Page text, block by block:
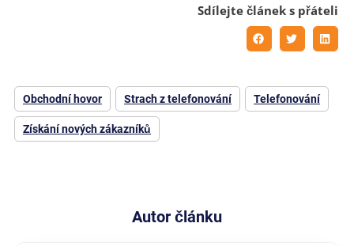
Obchodní hovor Strach z telefonování Telefonování
Získání nových zákazníků
Sdílejte článek s přáteli
Autor článku